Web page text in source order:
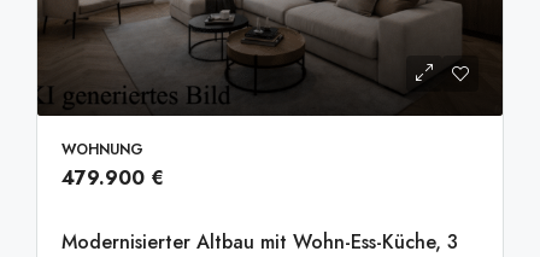
WOHNUNG
479.900 €
Modernisierter Altbau mit Wohn-Ess-Küche, 3